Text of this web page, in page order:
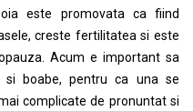
este promovata ca fiind
creste fertilitatea si este
Acum e important sa
boabe, pentru ca una se
complicate de pronuntat si